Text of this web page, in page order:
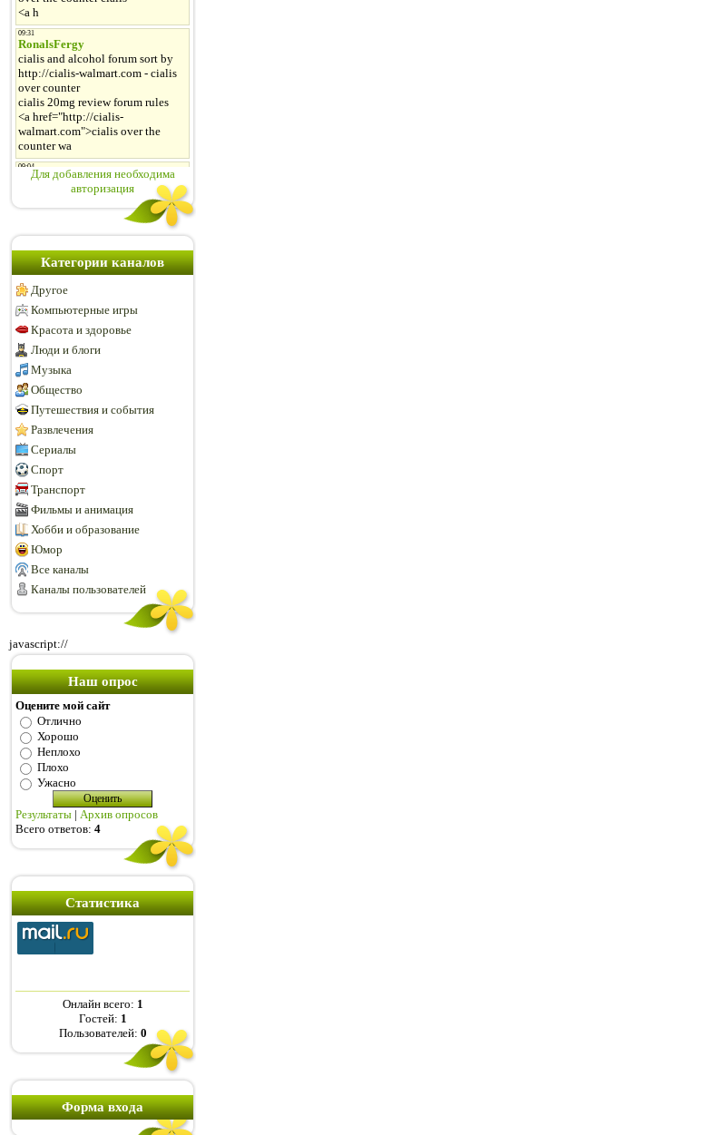
Для добавления необходима
авторизация
Категории каналов
Другое
Компьютерные игры
Красота и здоровье
Люди и блоги
Музыка
Общество
Путешествия и события
Развлечения
Сериалы
Спорт
Транспорт
Фильмы и анимация
Хобби и образование
Юмор
Все каналы
Каналы пользователей
javascript://
Наш опрос
Оцените мой сайт
Отлично
Хорошо
Неплохо
Плохо
Ужасно
Результаты | Архив опросов
Всего ответов: 4
Статистика
Онлайн всего: 1
Гостей: 1
Пользователей: 0
Форма входа